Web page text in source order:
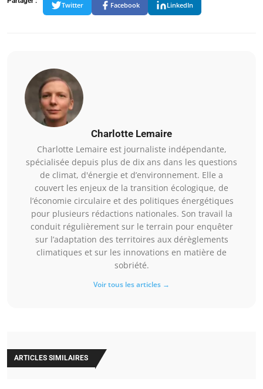
Twitter Facebook LinkedIn
Charlotte Lemaire
Charlotte Lemaire est journaliste indépendante,
spécialisée depuis plus de dix ans dans les questions
de climat, d'énergie et d’environnement. Elle a
couvert les enjeux de la transition écologique, de
l’économie circulaire et des politiques énergétiques
pour plusieurs rédactions nationales. Son travail la
conduit régulièrement sur le terrain pour enquêter
sur l’adaptation des territoires aux dérèglements
climatiques et sur les innovations en matière de
sobriété.
Voir tous les articles →
ARTICLES SIMILAIRES